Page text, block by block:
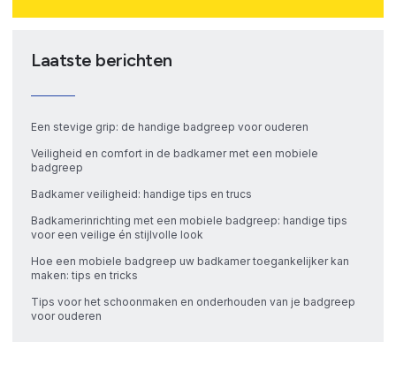
Laatste berichten
Een stevige grip: de handige badgreep voor ouderen
Veiligheid en comfort in de badkamer met een mobiele
badgreep
Badkamer veiligheid: handige tips en trucs
Badkamerinrichting met een mobiele badgreep: handige tips
voor een veilige én stijlvolle look
Hoe een mobiele badgreep uw badkamer toegankelijker kan
maken: tips en tricks
Tips voor het schoonmaken en onderhouden van je badgreep
voor ouderen